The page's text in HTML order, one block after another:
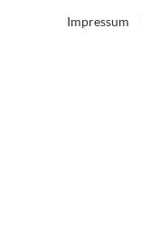
Impressum